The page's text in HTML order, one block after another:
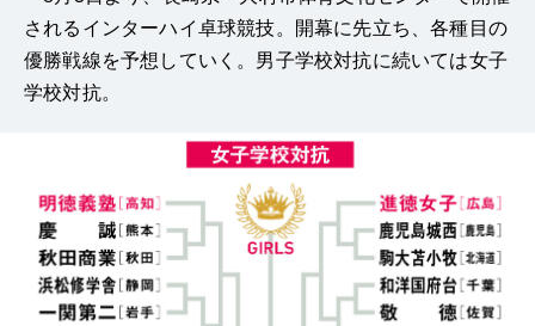
されるインターハイ卓球競技。開幕に先立ち、各種目の
優勝戦線を予想していく。男子学校対抗に続いては女子
学校対抗。